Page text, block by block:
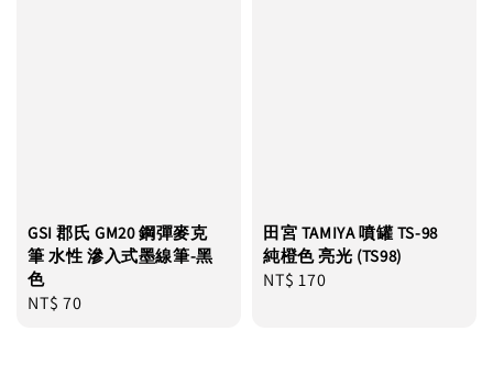
GSI 郡氏 GM20 鋼彈麥克
筆 水性 滲入式墨線筆-黑
色
Regular
NT$ 70
田宮 TAMIYA 噴罐 TS-98
純橙色 亮光 (TS98)
Regular
NT$ 170